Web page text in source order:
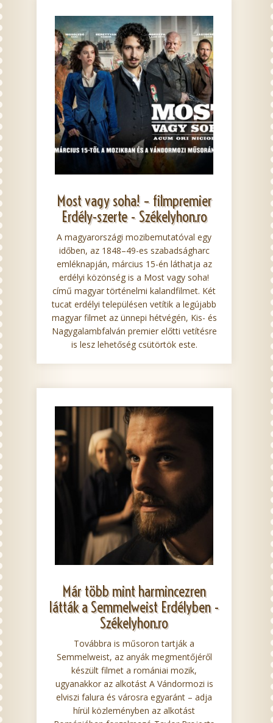
Most vagy soha! – filmpremier
Erdély-szerte - Székelyhon.ro
A magyarországi mozibemutatóval egy
időben, az 1848–49-es szabadságharc
emléknapján, március 15-én láthatja az
erdélyi közönség is a Most vagy soha!
című magyar történelmi kalandfilmet. Két
tucat erdélyi településen vetítik a legújabb
magyar filmet az ünnepi hétvégén, Kis- és
Nagygalambfalván premier előtti vetítésre
is lesz lehetőség csütörtök este.
Már több mint harmincezren
látták a Semmelweist Erdélyben -
Székelyhon.ro
Továbbra is műsoron tartják a
Semmelweist, az anyák megmentőjéről
készült filmet a romániai mozik,
ugyanakkor az alkotást A Vándormozi is
elviszi falura és városra egyaránt – adja
hírül közleményben az alkotást